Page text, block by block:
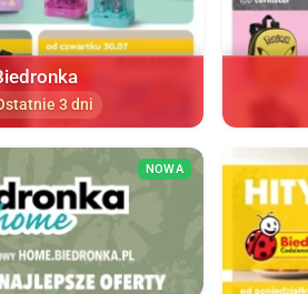
3 dni
NOWA